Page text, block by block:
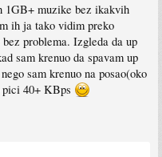
1GB+ muzike bez ikakvih
ih ja tako vidim preko
problema. Izgleda da up
sam krenuo da spavam up
sam krenuo na posao(oko
pici 40+ KBps